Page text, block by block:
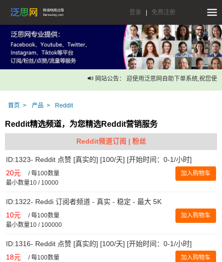
登录 免费注册
网站公告： 迎使用泛思网自助下单系统,祝您使用
首页 产品 Reddit
Reddit精选频道，为您精选Reddit营销服务
Reddit频道订阅 | 粉丝
ID:1323- Reddit 点赞 [真实的] [100/天] [开始时间：0-1/小时]
20元 /每100数量
最小数量10 / 10000
加入购物车
ID:1322- Reddi 订阅者频道 - 真实 - 稳定 - 最大 5K
10元 /每100数量
最小数量10 / 100000
加入购物车
ID:1316- Reddit 点赞 [真实的] [100/天] [开始时间：0-1/小时]
18元 /每100数量
加入购物车